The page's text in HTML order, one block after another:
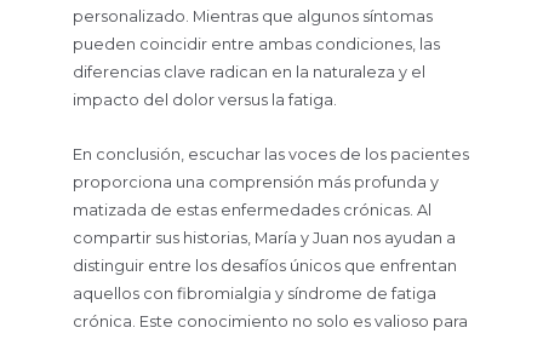
personalizado. Mientras que algunos síntomas
pueden coincidir entre ambas condiciones, las
diferencias clave radican en la naturaleza y el
impacto del dolor versus la fatiga.
En conclusión, escuchar las voces de los pacientes
proporciona una comprensión más profunda y
matizada de estas enfermedades crónicas. Al
compartir sus historias, María y Juan nos ayudan a
distinguir entre los desafíos únicos que enfrentan
aquellos con fibromialgia y síndrome de fatiga
crónica. Este conocimiento no solo es valioso para